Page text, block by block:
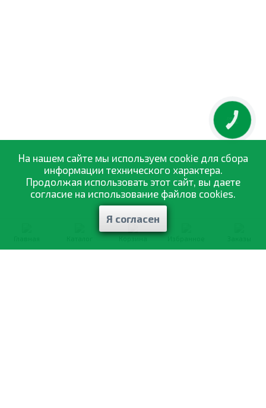
Корзина
На нашем сайте мы используем cookie для сбора
информации технического характера.
Продолжая использовать этот сайт, вы даете
согласие на использование файлов cookies.
Я согласен
КНОПКА
ЗВ'ЯЗКУ